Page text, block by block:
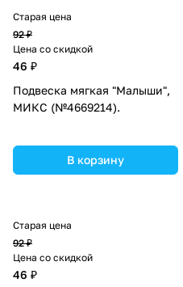
Старая цена
92 ₽
Цена со скидкой
46 ₽
Подвеска мягкая "Малыши",
МИКС (№4669214).
В корзину
Старая цена
92 ₽
Цена со скидкой
46 ₽